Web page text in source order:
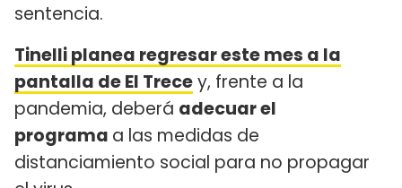
sentencia.
Tinelli planea regresar este mes a la
pantalla de El Trecey, frente a la
pandemia, deberá adecuar el
programa a las medidas de
distanciamiento social para no propagar